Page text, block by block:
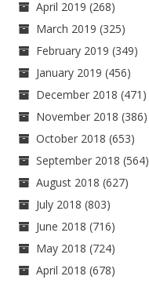
April 2019 (268)
March 2019 (325)
February 2019 (349)
January 2019 (456)
December 2018 (471)
November 2018 (386)
October 2018 (653)
September 2018 (564)
August 2018 (627)
July 2018 (803)
June 2018 (716)
May 2018 (724)
April 2018 (678)